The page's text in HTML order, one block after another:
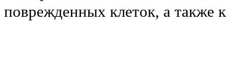
поврежденных клеток, а также